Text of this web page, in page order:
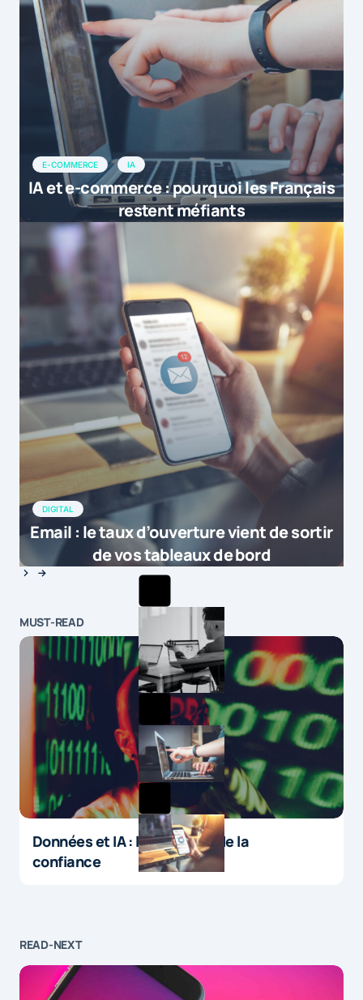
E-COMMERCE IA
IA et e-commerce : pourquoi les Français
restent méfiants
DIGITAL
Email : le taux d’ouverture vient de sortir
de vos tableaux de bord
MUST-READ
Données et IA : le paradoxe de la
confiance
READ-NEXT